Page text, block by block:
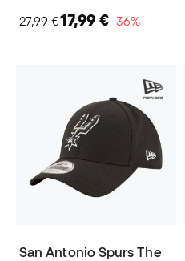
27,99 €17,99 €−36%
San Antonio Spurs The